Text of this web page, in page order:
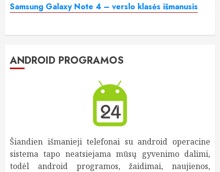
Samsung Galaxy Note 4 – verslo klasės išmanusis
ANDROID PROGRAMOS
Šiandien išmanieji telefonai su android operacine
sistema tapo neatsiejama mūsų gyvenimo dalimi,
todėl android programos, žaidimai, naujienos,